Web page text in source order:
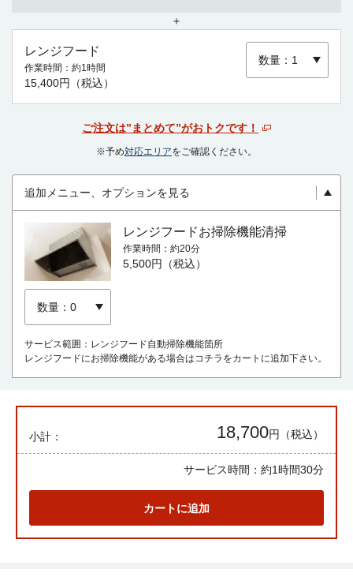
＋
レンジフード
作業時間 約1時間
15,400円（税込）
ご注文は”まとめて”がおトクです！
※予め対応エリアをご確認ください。
追加メニュー、オプションを見る
レンジフードお掃除機能清掃
作業時間 約20分
5,500円（税込）
サービス範囲：レンジフード自動掃除機能箇所
レンジフードにお掃除機能がある場合はコチラをカートに追加下さい。
小計： 18,700円（税込）
サービス時間： 約1時間30分
カートに追加